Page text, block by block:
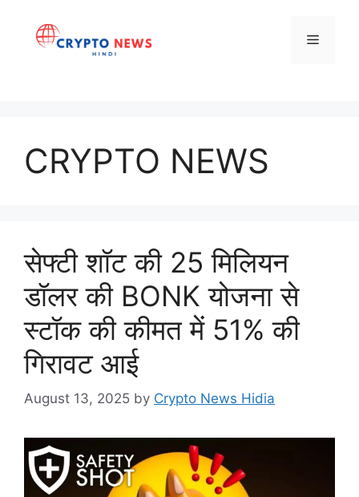
content
Menu
CRYPTO NEWS
सेफ्टी शॉट की 25 मिलियन
डॉलर की BONK योजना से
स्टॉक की कीमत में 51% की
गिरावट आई
August 13, 2025 by Crypto News Hidia